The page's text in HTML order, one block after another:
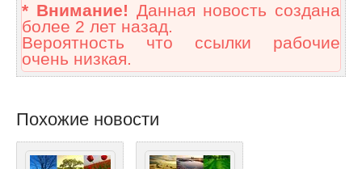
* Внимание! Данная новость создана
более 2 лет назад.
Вероятность что ссылки рабочие
очень низкая.
Похожие новости